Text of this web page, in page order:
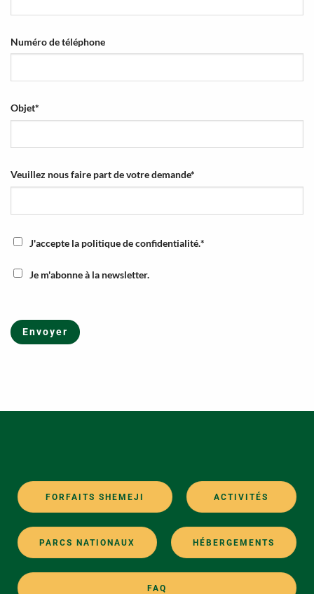
Numéro de téléphone
Objet*
Veuillez nous faire part de votre demande*
CONSENTEMENT*
J'accepte la politique de confidentialité.*
CONSENTEMENT
Je m'abonne à la newsletter.
FORFAITS SHEMEJI ACTIVITÉS
PARCS NATIONAUX HÉBERGEMENTS
FAQ